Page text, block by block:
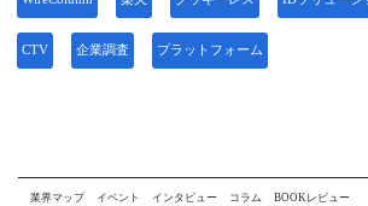
CTV 企業調査 プラットフォーム
業界マップ イベント インタビュー コラム BOOKレビュー